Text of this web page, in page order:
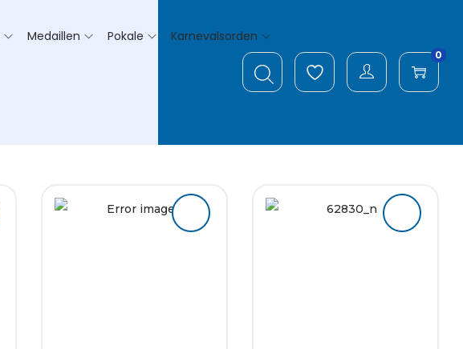
Medaillen Pokale Karnevalsorden
0